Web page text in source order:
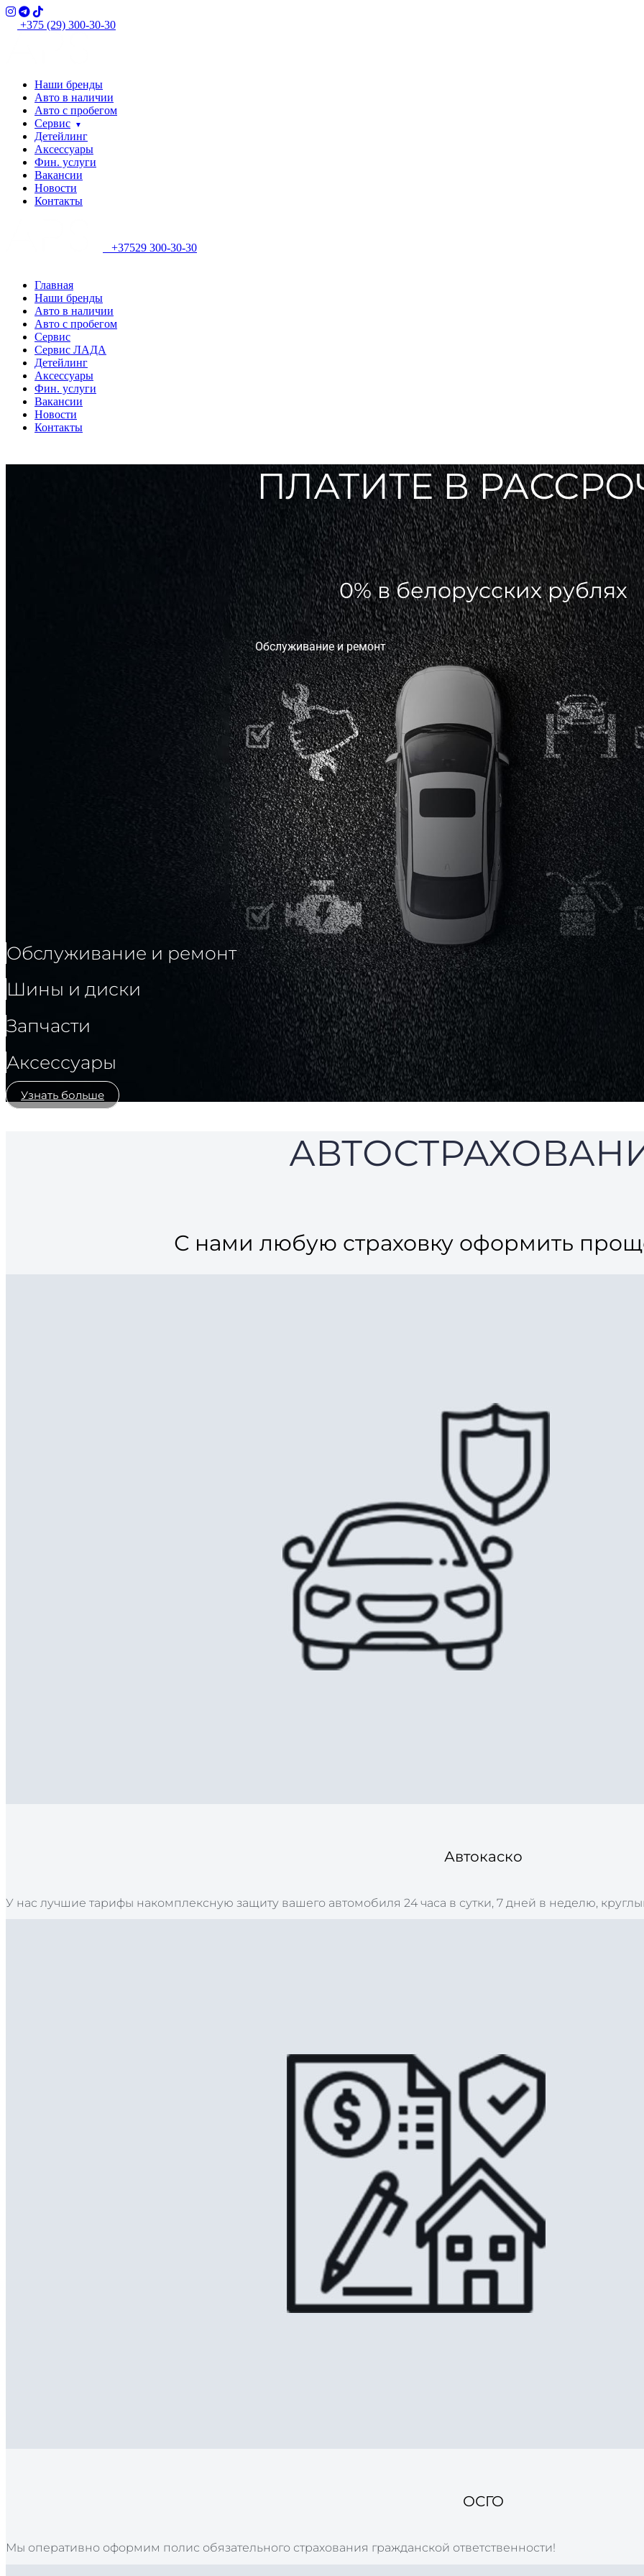
+375 (29) 300-30-30
Наши бренды
Авто в наличии
Авто с пробегом
Сервис
Детейлинг
Аксессуары
Фин. услуги
Вакансии
Новости
Контакты
+37529 300-30-30
Главная
Наши бренды
Авто в наличии
Авто с пробегом
Сервис
Сервис ЛАДА
Детейлинг
Аксессуары
Фин. услуги
Вакансии
Новости
Контакты
ПЛАТИТЕ В
0% в белорусских рублях
Обслуживание и ремонт
Обслуживание и ремонт
Шины и диски
Запчасти
Аксессуары
Узнать больше
С нами любую страховку оформить
Автокаско
У нас лучшие тарифы накомплексную защиту вашего автомобиля 24 часа в сутки, 7 дней в неделю,
ОСГО
Мы оперативно оформим полис обязательного страхования гражданской ответственности!